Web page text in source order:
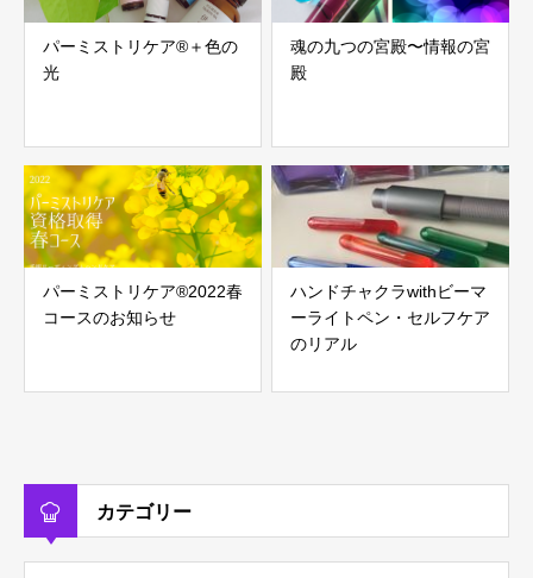
パーミストリケア®︎＋色の
光
魂の九つの宮殿〜情報の宮
殿
パーミストリケア®︎2022春
コースのお知らせ
ハンドチャクラwithビーマ
ーライトペン・セルフケア
のリアル
カテゴリー